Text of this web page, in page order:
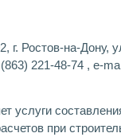
г. Ростов-на-Дону,
221-48-74 , e-
услуги
при